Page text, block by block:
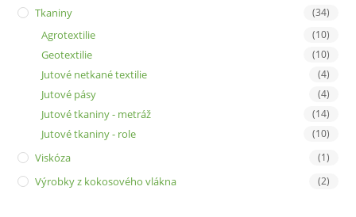
Tkaniny (34)
Agrotextilie (10)
Geotextilie (10)
Jutové netkané textilie (4)
Jutové pásy (4)
Jutové tkaniny - metráž (14)
Jutové tkaniny - role (10)
Viskóza (1)
Výrobky z kokosového vlákna (2)